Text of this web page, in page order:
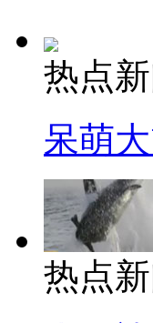
热点
呆萌
热点